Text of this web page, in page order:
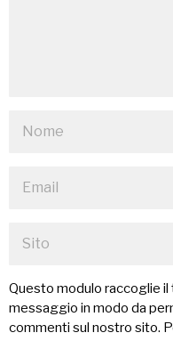
Questo modulo raccoglie il
messaggio in modo da
commenti sul nostro sito.